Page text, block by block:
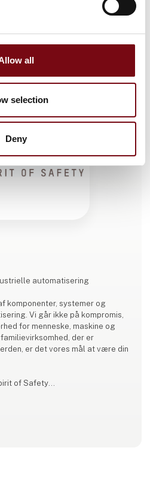
all
selection
Deny
udstillerens stand på messen
automatisering
komponenter, systemer og
Vi går ikke på kompromis,
for menneske, maskine og
der er
er det vores mål at være din
of Safety
hver eneste løsning fra Pilz,
og krav til